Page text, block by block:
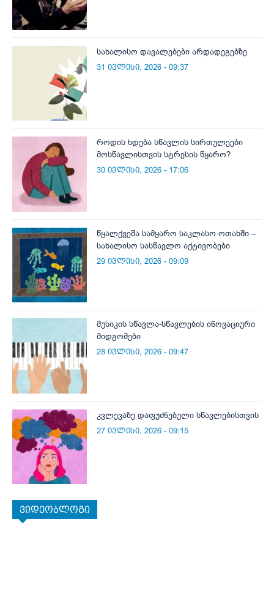
სახალისო დავალებები არდადეგებზე
31 ივლისი, 2026 - 09:37
როდის ხდება სწავლის სირთულეები
მოსწავლისთვის სტრესის წყარო?
30 ივლისი, 2026 - 17:06
წყალქვეშა სამყარო საკლასო ოთახში –
სახალისო სასწავლო აქტივობები
29 ივლისი, 2026 - 09:09
მუსიკის სწავლა-სწავლების ინოვაციური
მიდგომები
28 ივლისი, 2026 - 09:47
კვლევაზე დაფუძნებული სწავლებისთვის
27 ივლისი, 2026 - 09:15
ვიდეობლოგი